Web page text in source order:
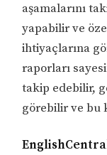
aşamalarını
yapabilir ve
ihtiyaçlarına
raporları
takip edebilir,
görebilir ve bu